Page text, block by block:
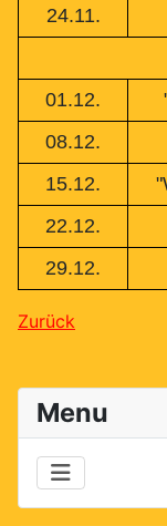
Menu
24.11.
01.12.
08.12.
15.12.
22.12.
29.12.
Zurück